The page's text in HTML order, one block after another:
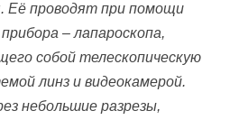
Её проводят при помощи
– лапароскопа,
собой телескопическую
линз и видеокамерой.
небольшие разрезы,